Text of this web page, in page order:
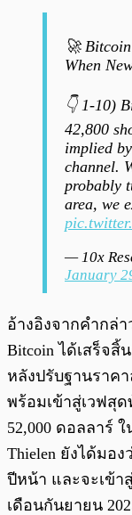
🚀
When
👇 1-10)
42,800
implied
channel.
probably
area, we
— 10x
January
อ้างอิงจากคำกล่
Bitcoin ได้เสร็จสิ้
หลังปรับฐานราคา
พร้อมเข้าสู่เวฟสุ
52,000 ดอลลาร์
Thielen ยังได้มอ
ปีหน้า และจะเข้า
เดือนกันยายน